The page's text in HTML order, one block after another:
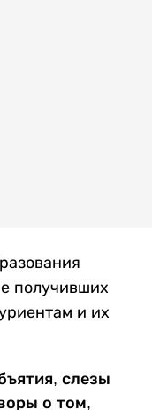
получивших
и их
слезы
о том,